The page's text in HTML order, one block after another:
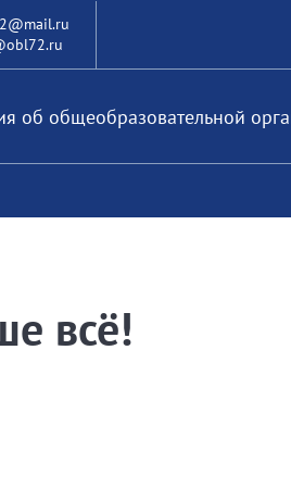
об общеобразовательной
всё!